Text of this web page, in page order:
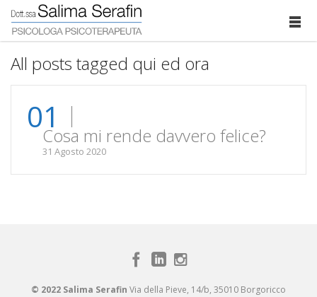
All posts tagged qui ed ora
01Cosa mi rende davvero felice?
31 Agosto 2020
© 2022 Salima Serafin Via della Pieve, 14/b, 35010 Borgoricco